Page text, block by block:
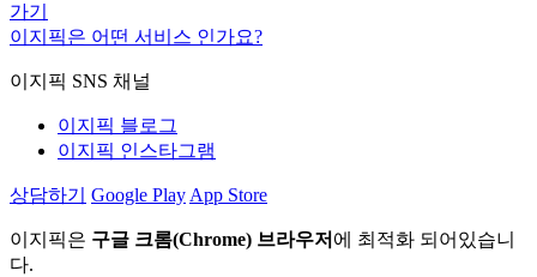
이지픽은 어떤 서비스 인가요?
이지픽 SNS 채널
이지픽 블로그
이지픽 인스타그램
상담하기 Google Play App Store
이지픽은 구글 크롬(Chrome) 브라우저 에 최적화 되어있습니
다.